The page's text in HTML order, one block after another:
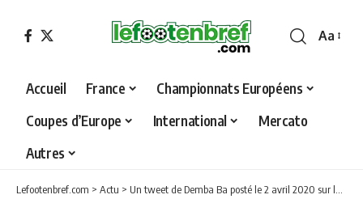
Font
Aa
Accueil France
Championnats Européens
Coupes d’Europe
International
Mercato
Autres
Lefootenbref.com > Actu > Un tweet de Demba Ba posté le 2 avril 2020 sur les Blancs fait polémique